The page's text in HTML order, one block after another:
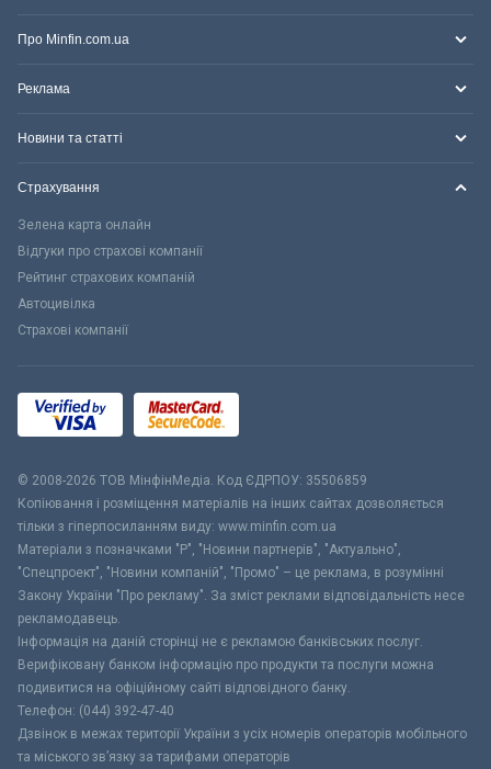
Про Minfin.com.ua
Реклама
Новини та статті
Страхування
Зелена карта онлайн
Відгуки про страхові компанії
Рейтинг страхових компаній
Автоцивілка
Страхові компанії
© 2008-2026 ТОВ МiнфiнМедiа. Код ЄДРПОУ: 35506859
Копіювання і розміщення матеріалів на інших сайтах дозволяється
тільки з гіперпосиланням виду: www.minfin.com.ua
Матеріали з позначками "Р", "Новини партнерів", "Актуально",
"Спецпроект", "Новини компаній", "Промо" – це реклама, в розумінні
Закону України "Про рекламу". За зміст реклами відповідальність несе
рекламодавець.
Інформація на даній сторінці не є рекламою банківських послуг.
Верифіковану банком інформацію про продукти та послуги можна
подивитися на офіційному сайті відповідного банку.
Телефон: (044) 392-47-40
Дзвінок в межах території України з усіх номерів операторів мобільного
та міського зв’язку за тарифами операторів